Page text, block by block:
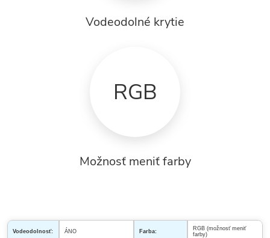
Vodeodolné krytie
RGB
Možnosť meniť farby
Vodeodolnosť: ÁNO Farba:
RGB (možnosť meniť
farby)